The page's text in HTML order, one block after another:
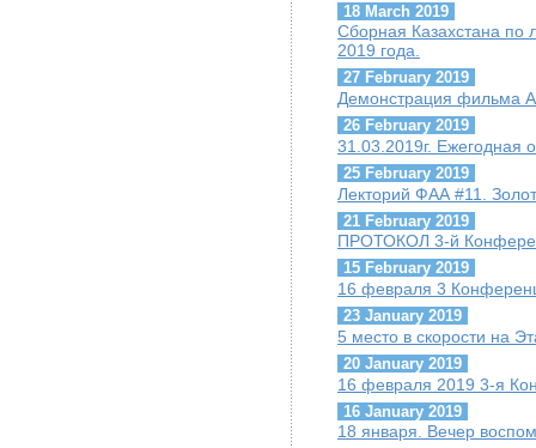
18 March 2019
Сборная Казахстана по
2019 года.
27 February 2019
Демонстрация фильма
26 February 2019
31.03.2019г.
25 February 2019
Лекторий ФАА #11.
21 February 2019
ПРОТОКОЛ 3-й
15 February 2019
16 февраля 3
23 January 2019
5 место в скорости на
20 January 2019
16 февраля 2019 3-я
16 January 2019
18 января. Вечер